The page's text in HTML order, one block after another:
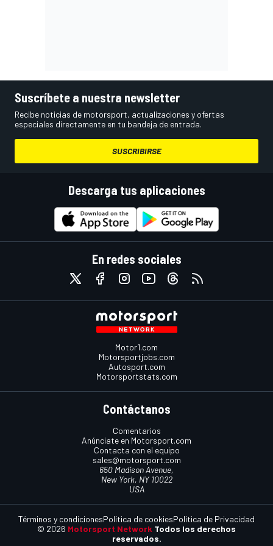
Suscríbete a nuestra newsletter
Recibe noticias de motorsport, actualizaciones y ofertas
especiales directamente en tu bandeja de entrada.
SUSCRIBIRSE
Descarga tus aplicaciones
En redes sociales
Motor1.com
Motorsportjobs.com
Autosport.com
Motorsportstats.com
Contáctanos
Comentarios
Anúnciate en Motorsport.com
Contacta con el equipo
sales@motorsport.com
650 Madison Avenue,
New York, NY 10022
USA
© 2026 Motorsport Network Todos los derechos
reservados.
Términos y condicionesPolítica de cookiesPolítica de Privacidad